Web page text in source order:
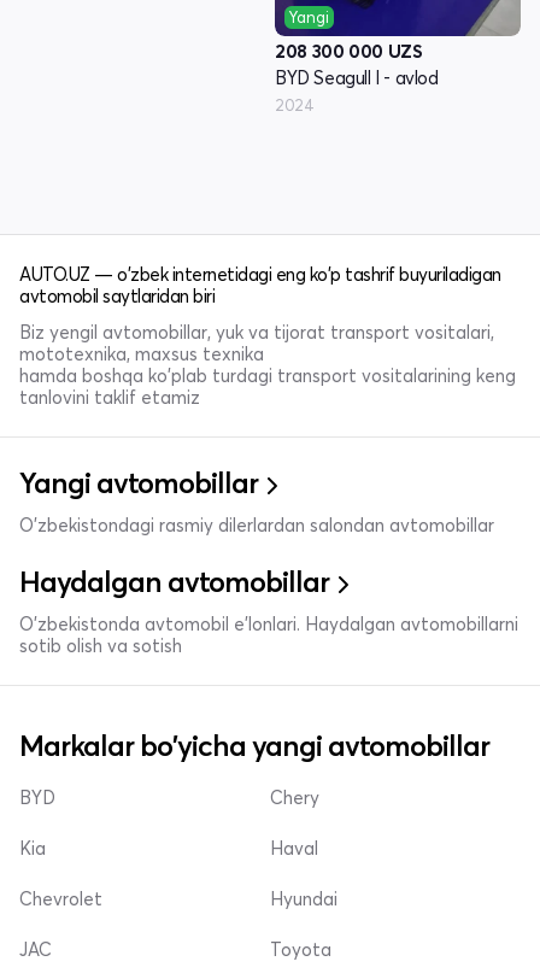
Yangi
208 300 000 UZS
BYD Seagull I - avlod
2024
AUTO.UZ — o'zbek internetidagi eng ko'p tashrif buyuriladigan
avtomobil saytlaridan biri
Biz yengil avtomobillar, yuk va tijorat transport vositalari,
mototexnika, maxsus texnika
hamda boshqa ko'plab turdagi transport vositalarining keng
tanlovini taklif etamiz
Yangi avtomobillar
O'zbekistondagi rasmiy dilerlardan salondan avtomobillar
Haydalgan avtomobillar
O'zbekistonda avtomobil e’lonlari. Haydalgan avtomobillarni
sotib olish va sotish
Markalar bo'yicha yangi avtomobillar
BYD
Kia
Chevrolet
Chery
Haval
Hyundai
JAC Toyota